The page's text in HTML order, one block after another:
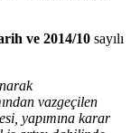
ve 2014/10 sayılı
vazgeçilen
yapımına karar